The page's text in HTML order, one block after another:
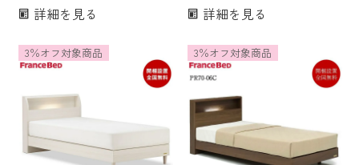
ットレスセット 日本製 国産
tw100a 高密度連続スプリング
詳細を見る
フレーム マットレス付き マ
mt030 腰痛 薄い かたい かた
め ハード ベット
詳細を見る
3％オフ対象商品 3％オフ対象商品